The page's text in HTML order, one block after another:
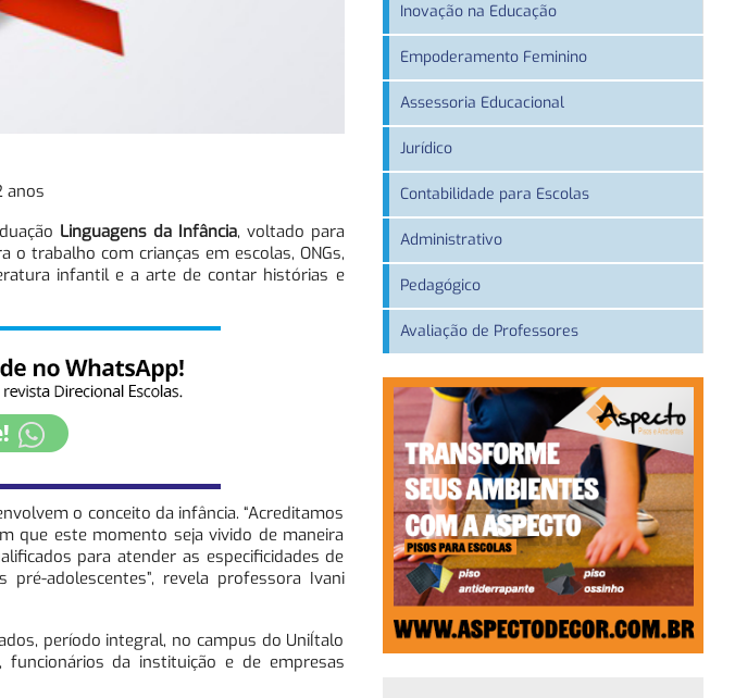
anos
Linguagens da Infância, voltado para
trabalho com crianças em escolas, ONGs,
infantil e a arte de contar histórias e
o conceito da infância. “Acreditamos
que este momento seja vivido de maneira
para atender as especificidades de
adolescentes”, revela professora Ivani
período integral, no campus do UniÍtalo
funcionários da instituição e de empresas
Inovação na Educação
Empoderamento Feminino
Assessoria Educacional
Jurídico
Contabilidade para Escolas
Administrativo
Pedagógico
Avaliação de Professores